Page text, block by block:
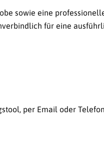
sowie eine
für eine
per Email oder